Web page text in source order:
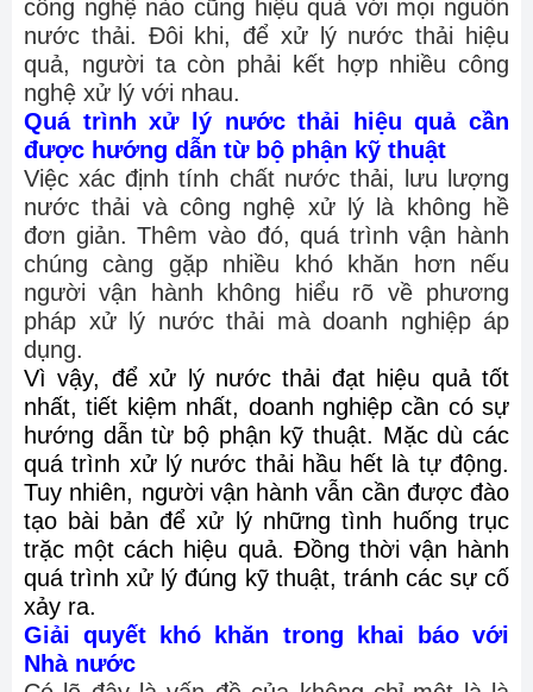
công nghệ nào cũng hiệu quả với mọi nguồn
nước thải. Đôi khi, để xử lý nước thải hiệu
quả, người ta còn phải kết hợp nhiều công
nghệ xử lý với nhau.
Quá trình xử lý nước thải hiệu quả cần
được hướng dẫn từ bộ phận kỹ thuật
Việc xác định tính chất nước thải, lưu lượng
nước thải và công nghệ xử lý là không hề
đơn giản. Thêm vào đó, quá trình vận hành
chúng càng gặp nhiều khó khăn hơn nếu
người vận hành không hiểu rõ về phương
pháp xử lý nước thải mà doanh nghiệp áp
dụng.
Vì vậy, để xử lý nước thải đạt hiệu quả tốt
nhất, tiết kiệm nhất, doanh nghiệp cần có sự
hướng dẫn từ bộ phận kỹ thuật. Mặc dù các
quá trình xử lý nước thải hầu hết là tự động.
Tuy nhiên, người vận hành vẫn cần được đào
tạo bài bản để xử lý những tình huống trục
trặc một cách hiệu quả. Đồng thời vận hành
quá trình xử lý đúng kỹ thuật, tránh các sự cố
xảy ra.
Giải quyết khó khăn trong khai báo với
Nhà nước